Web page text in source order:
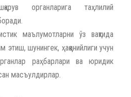
органларига таҳлилий
маълумотларни ўз вақтида
шунингек, ҳаққонийлиги учун
раҳбарлари ва юридик
масъулдирлар.